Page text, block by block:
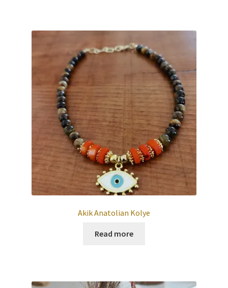
Akik Anatolian Kolye
Read more